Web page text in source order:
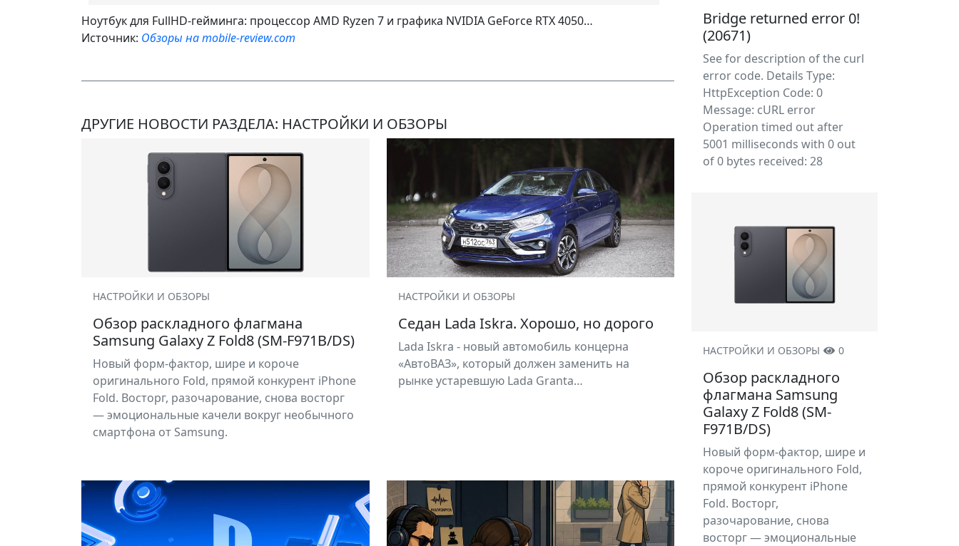
Ноутбук для FullHD-гейминга: процессор AMD Ryzen 7 и графика NVIDIA GeForce RTX 4050…
Источник: Обзоры на mobile-review.com
ДРУГИЕ НОВОСТИ РАЗДЕЛА: НАСТРОЙКИ И ОБЗОРЫ
НАСТРОЙКИ И ОБЗОРЫ
Обзор раскладного флагмана
Samsung Galaxy Z Fold8 (SM-F971B/DS)
Новый форм-фактор, шире и короче
оригинального Fold, прямой конкурент iPhone
Fold. Восторг, разочарование, снова восторг
— эмоциональные качели вокруг необычного
смартфона от Samsung.
НАСТРОЙКИ И ОБЗОРЫ
Седан Lada Iskra. Хорошо, но дорого
Lada Iskra - новый автомобиль концерна
«АвтоВАЗ», который должен заменить на
рынке устаревшую Lada Granta…
Bridge returned error 0!
(20671)
See for description of the curl
error code. Details Type:
HttpException Code: 0
Message: cURL error
Operation timed out after
5001 milliseconds with 0 out
of 0 bytes received: 28
НАСТРОЙКИ И ОБЗОРЫ 0
Обзор раскладного
флагмана Samsung
Galaxy Z Fold8 (SM-
F971B/DS)
Новый форм-фактор, шире и
короче оригинального Fold,
прямой конкурент iPhone
Fold. Восторг,
разочарование, снова
восторг — эмоциональные